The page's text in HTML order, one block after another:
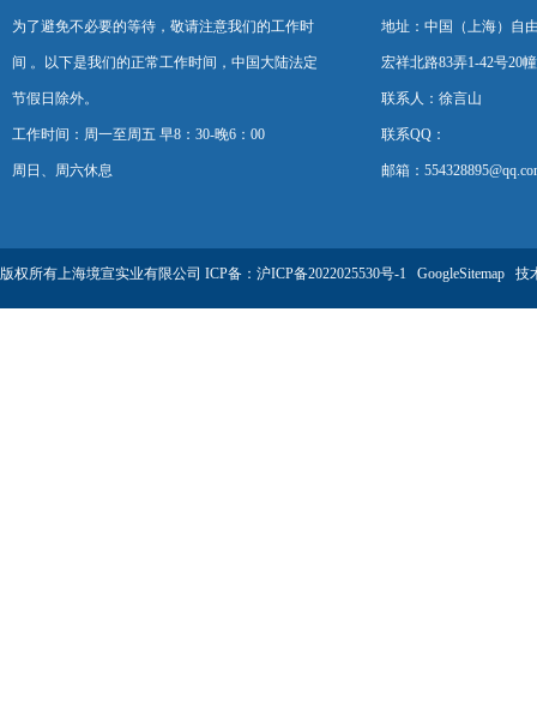
为了避免不必要的等待，敬请注意我们的工作时
间 。以下是我们的正常工作时间，中国大陆法定
节假日除外。
工作时间：周一至周五 早8：30-晚6：00
周日、周六休息
地址：中国（上海）自
宏祥北路83弄1-42号20
联系人：徐言山
联系QQ：
邮箱：
版权所有上海境宣实业有限公司 ICP备： 沪ICP备2022025530号-1 GoogleSitemap 技